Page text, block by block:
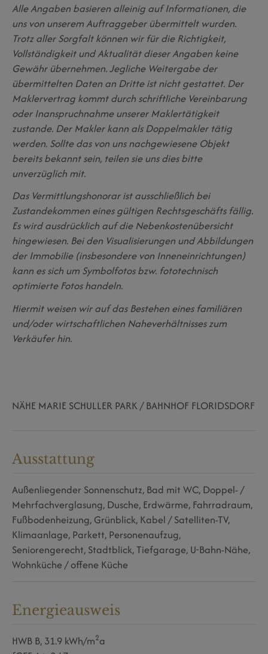
Alle Angaben basieren alleinig auf Informationen, die
uns von unserem Auftraggeber übermittelt wurden.
Trotz aller Sorgfalt können wir für die Richtigkeit,
Vollständigkeit und Aktualität dieser Angaben keine
Gewähr übernehmen. Jegliche Weitergabe der
übermittelten Daten an Dritte ist nicht gestattet. Der
Maklervertrag kommt durch schriftliche Vereinbarung
oder Inanspruchnahme unserer Maklertätigkeit
zustande. Der Makler kann als Doppelmakler tätig
werden. Sollte das von uns nachgewiesene Objekt
bereits bekannt sein, teilen sie uns dies bitte
unverzüglich mit.
Das Vermittlungshonorar ist ausschließlich bei
Zustandekommen eines gültigen Rechtsgeschäfts fällig.
Es wird ausdrücklich auf die Nebenkostenübersicht
hingewiesen. Bei den Visualisierungen und Abbildungen
der Immobilie (insbesondere von Inneneinrichtungen)
kann es sich um Symbolfotos bzw. fototechnisch
optimierte Fotos handeln.
Hiermit weisen wir auf das Bestehen eines familiären
und/oder wirtschaftlichen Naheverhältnisses zum
Verkäufer hin.
NÄHE MARIE SCHULLER PARK / BAHNHOF FLORIDSDORF
Ausstattung
Außenliegender Sonnenschutz Bad mit WC Doppel- /
Mehrfachverglasung Dusche Erdwärme Fahrradraum
Fußbodenheizung Grünblick Kabel / Satelliten-TV
Klimaanlage Parkett Personenaufzug
Seniorengerecht Stadtblick Tiefgarage U-Bahn-Nähe
Wohnküche / offene Küche
Energieausweis
HWB B, 31.9 kWh/m2a